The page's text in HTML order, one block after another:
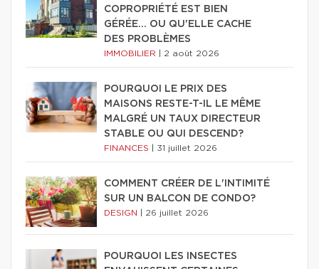
COPROPRIÉTÉ EST BIEN
GÉRÉE… OU QU'ELLE CACHE
DES PROBLÈMES
IMMOBILIER 2 août 2026
POURQUOI LE PRIX DES
MAISONS RESTE-T-IL LE MÊME
MALGRÉ UN TAUX DIRECTEUR
STABLE OU QUI DESCEND?
FINANCES 31 juillet 2026
COMMENT CRÉER DE L'INTIMITÉ
SUR UN BALCON DE CONDO?
DESIGN 26 juillet 2026
POURQUOI LES INSECTES